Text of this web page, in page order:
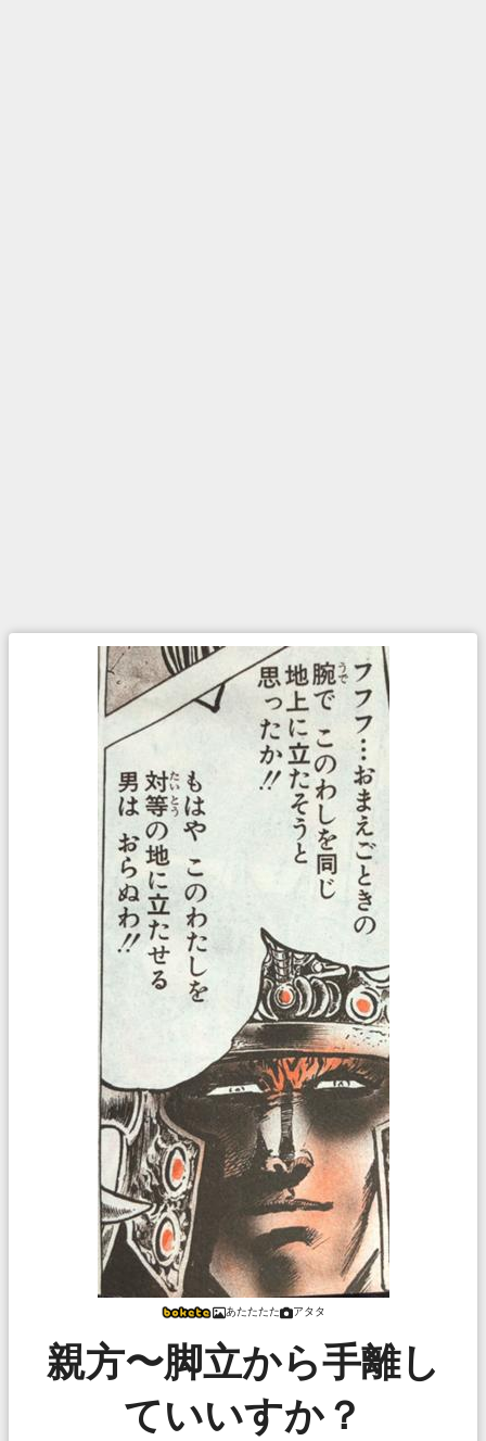
あたたたた アタタ
親方〜脚立から手離し
ていいすか？